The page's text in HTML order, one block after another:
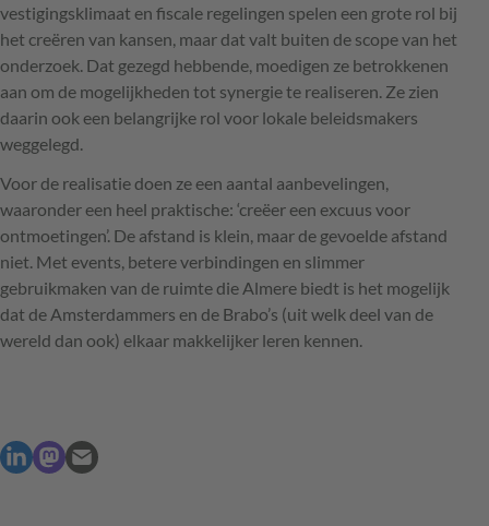
vestigingsklimaat en fiscale regelingen spelen een grote rol bij
het creëren van kansen, maar dat valt buiten de scope van het
onderzoek. Dat gezegd hebbende, moedigen ze betrokkenen
aan om de mogelijkheden tot synergie te realiseren. Ze zien
daarin ook een belangrijke rol voor lokale beleidsmakers
weggelegd.
Voor de realisatie doen ze een aantal aanbevelingen,
waaronder een heel praktische: ‘creëer een excuus voor
ontmoetingen’. De afstand is klein, maar de gevoelde afstand
niet. Met events, betere verbindingen en slimmer
gebruikmaken van de ruimte die Almere biedt is het mogelijk
dat de Amsterdammers en de Brabo’s (uit welk deel van de
wereld dan ook) elkaar makkelijker leren kennen.